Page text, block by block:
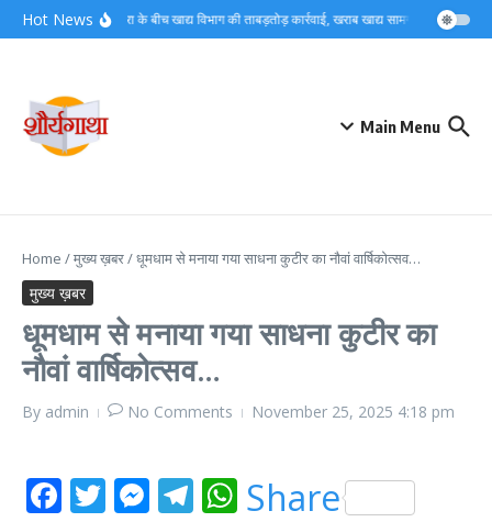
Skip to content
Hot Newsकांवड़ यात्रा के बीच खाद्य विभाग की ताबड़तोड़ कार्रवाई, खराब खाद्य सामग्री नष्ट…
Main Menu
Home /मुख्य ख़बर/धूमधाम से मनाया गया साधना कुटीर का नौवां वार्षिकोत्सव…
मुख्य ख़बर
धूमधाम से मनाया गया साधना कुटीर का
नौवां वार्षिकोत्सव…
By admin No Comments November 25, 2025 4:18 pm
Facebook
Twitter
Messenger
Telegram
WhatsApp
Share